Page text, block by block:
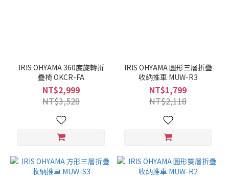
IRIS OHYAMA 360度旋轉折
疊椅 OKCR-FA
NT$2,999
NT$3,528
IRIS OHYAMA 圓形三層折疊
收納推車 MUW-R3
NT$1,799
NT$2,118